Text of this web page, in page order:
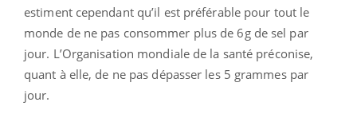
estiment cependant qu’il est préférable pour tout le
monde de ne pas consommer plus de 6g de sel par
jour. L’Organisation mondiale de la santé préconise,
quant à elle, de ne pas dépasser les 5 grammes par
jour.